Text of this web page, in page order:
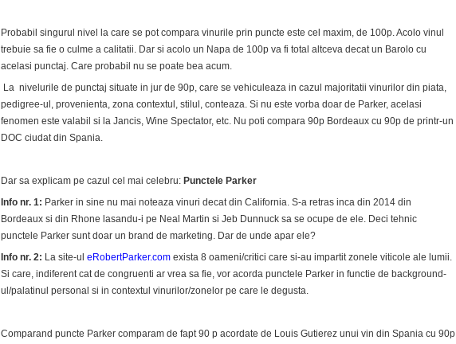
Probabil singurul nivel la care se pot compara vinurile prin puncte este cel maxim, de 100p. Acolo vinul
trebuie sa fie o culme a calitatii. Dar si acolo un Napa de 100p va fi total altceva decat un Barolo cu
acelasi punctaj. Care probabil nu se poate bea acum.
La nivelurile de punctaj situate in jur de 90p, care se vehiculeaza in cazul majoritatii vinurilor din piata,
pedigree-ul, provenienta, zona contextul, stilul, conteaza. Si nu este vorba doar de Parker, acelasi
fenomen este valabil si la Jancis, Wine Spectator, etc. Nu poti compara 90p Bordeaux cu 90p de printr-un
DOC ciudat din Spania.
Dar sa explicam pe cazul cel mai celebru: Punctele Parker
Info nr. 1: Parker in sine nu mai noteaza vinuri decat din California. S-a retras inca din 2014 din
Bordeaux si din Rhone lasandu-i pe Neal Martin si Jeb Dunnuck sa se ocupe de ele. Deci tehnic
punctele Parker sunt doar un brand de marketing. Dar de unde apar ele?
Info nr. 2: La site-ul eRobertParker.com exista 8 oameni/critici care si-au impartit zonele viticole ale lumii.
Si care, indiferent cat de congruenti ar vrea sa fie, vor acorda punctele Parker in functie de background-
ul/palatinul personal si in contextul vinurilor/zonelor pe care le degusta.
Comparand puncte Parker comparam de fapt 90 p acordate de Louis Gutierez unui vin din Spania cu 90p